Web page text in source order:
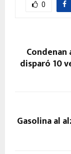
0
Condenan
disparó 10
Gasolina al